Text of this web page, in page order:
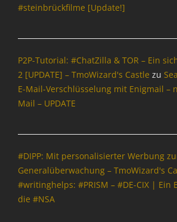
&
o
i
t
i
k
Tags
b
i
#steinbrückfilme [Update!]
P2P-Tutorial: #ChatZilla & TOR – Ein
2 [UPDATE] – TmoWizard's Castle zu
E-Mail-Verschlüsselung mit Enigmail –
Mail – UPDATE
#DIPP: Mit personalisierter Werbung
Generalüberwachung – TmoWizard's
#writinghelps: #PRISM – #DE-CIX | Ein
die #NSA